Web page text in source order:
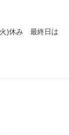
)休み 最終日は